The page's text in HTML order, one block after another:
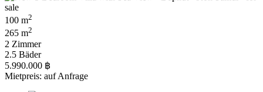
100 m2
265 m2
2 Zimmer
2.5 Bäder
5.990.000 ฿
Mietpreis: auf Anfrage